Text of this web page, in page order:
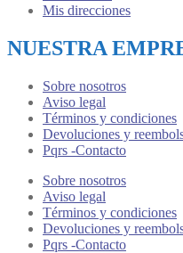
Mis direcciones
NUESTRA
Sobre nosotros
Aviso legal
Términos y condiciones
Devoluciones y
Pqrs -Contacto
Sobre nosotros
Aviso legal
Términos y condiciones
Devoluciones y
Pqrs -Contacto